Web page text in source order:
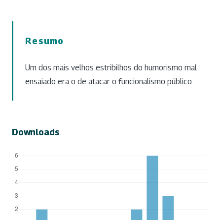
Resumo
Um dos mais velhos estribilhos do humorismo mal
ensaiado era o de atacar o funcionalismo público.
Downloads